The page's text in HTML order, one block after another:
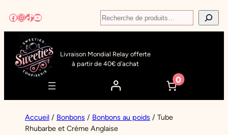
au
contenu
Facebook
Instagram
TikTok
YouTube Recherche
Livraison Mondial Relay offerte
à partir de 40€ d’achat
0
Accueil/ Bonbons / Bonbons au poids / Tube
Rhubarbe et Crème Anglaise